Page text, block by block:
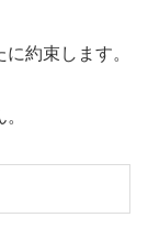
約束します。